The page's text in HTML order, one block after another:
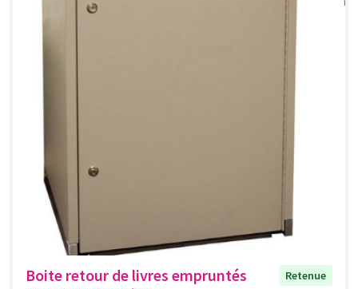
Boite retour de livres empruntés
Retenue